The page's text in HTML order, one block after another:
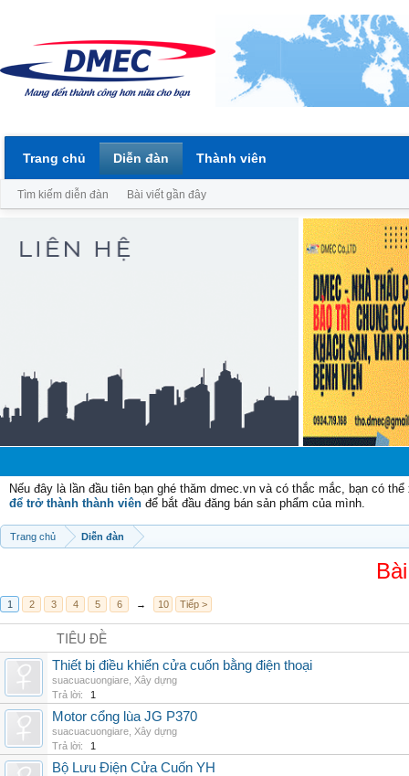
Nếu đây là lần đầu tiên bạn ghé thăm dmec.vn và có thắc mắc, bạn có
để trở thành thành viên để bắt đầu đăng bán sản phẩm của mình.
Trang chủ Diễn đàn
1 2 3 4 5 6 → 10 Tiếp >
TIÊU ĐỀ
Thiết bị điều khiển cửa cuốn bằng điện thoại
suacuacuongiare Xây dựng
Trả lời:
1
Motor cổng lùa JG P370
suacuacuongiare Xây dựng
Trả lời:
1
Bộ Lưu Điện Cửa Cuốn YH
Trang chủ Diễn đàn
Tìm kiếm diễn đàn Bài viết gần đây
Thành viên